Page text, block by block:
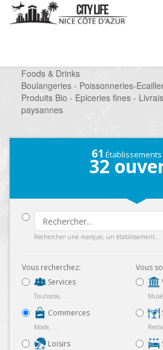
Foods & Drinks
/
Boulangeries - Poissonneries-
Produits Bio - Epiceries fines -
paysannes
61
32
Rechercher une marque, un établissement...
Vous recherchez:
Services
Tourisme, ...
Commerces
Mode, ...
Loisirs
Vous